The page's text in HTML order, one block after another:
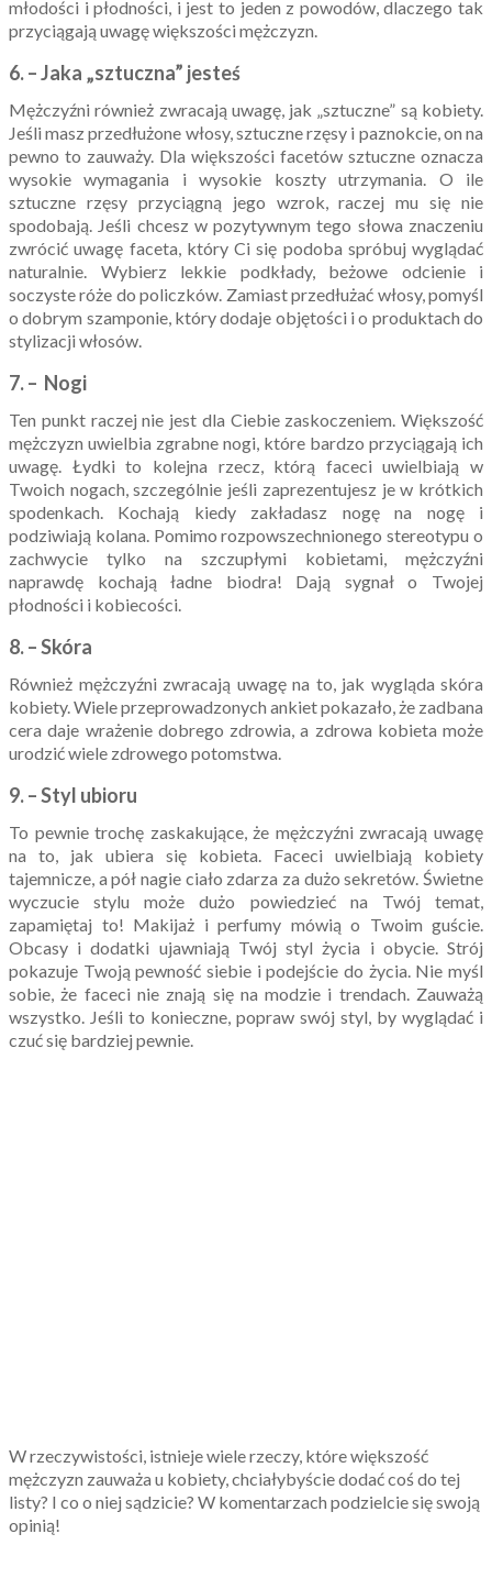
młodości i płodności, i jest to jeden z powodów, dlaczego tak
przyciągają uwagę większości mężczyzn.
6. – Jaka „sztuczna” jesteś
Mężczyźni również zwracają uwagę, jak „sztuczne” są kobiety.
Jeśli masz przedłużone włosy, sztuczne rzęsy i paznokcie, on na
pewno to zauważy. Dla większości facetów sztuczne oznacza
wysokie wymagania i wysokie koszty utrzymania. O ile
sztuczne rzęsy przyciągną jego wzrok, raczej mu się nie
spodobają. Jeśli chcesz w pozytywnym tego słowa znaczeniu
zwrócić uwagę faceta, który Ci się podoba spróbuj wyglądać
naturalnie. Wybierz lekkie podkłady, beżowe odcienie i
soczyste róże do policzków. Zamiast przedłużać włosy, pomyśl
o dobrym szamponie, który dodaje objętości i o produktach do
stylizacji włosów.
7. – Nogi
Ten punkt raczej nie jest dla Ciebie zaskoczeniem. Większość
mężczyzn uwielbia zgrabne nogi, które bardzo przyciągają ich
uwagę. Łydki to kolejna rzecz, którą faceci uwielbiają w
Twoich nogach, szczególnie jeśli zaprezentujesz je w krótkich
spodenkach. Kochają kiedy zakładasz nogę na nogę i
podziwiają kolana. Pomimo rozpowszechnionego stereotypu o
zachwycie tylko na szczupłymi kobietami, mężczyźni
naprawdę kochają ładne biodra! Dają sygnał o Twojej
płodności i kobiecości.
8. – Skóra
Również mężczyźni zwracają uwagę na to, jak wygląda skóra
kobiety. Wiele przeprowadzonych ankiet pokazało, że zadbana
cera daje wrażenie dobrego zdrowia, a zdrowa kobieta może
urodzić wiele zdrowego potomstwa.
9. – Styl ubioru
To pewnie trochę zaskakujące, że mężczyźni zwracają uwagę
na to, jak ubiera się kobieta. Faceci uwielbiają kobiety
tajemnicze, a pół nagie ciało zdarza za dużo sekretów. Świetne
wyczucie stylu może dużo powiedzieć na Twój temat,
zapamiętaj to! Makijaż i perfumy mówią o Twoim guście.
Obcasy i dodatki ujawniają Twój styl życia i obycie. Strój
pokazuje Twoją pewność siebie i podejście do życia. Nie myśl
sobie, że faceci nie znają się na modzie i trendach. Zauważą
wszystko. Jeśli to konieczne, popraw swój styl, by wyglądać i
czuć się bardziej pewnie.
W rzeczywistości, istnieje wiele rzeczy, które większość
mężczyzn zauważa u kobiety, chciałybyście dodać coś do tej
listy? I co o niej sądzicie? W komentarzach podzielcie się swoją
opinią!